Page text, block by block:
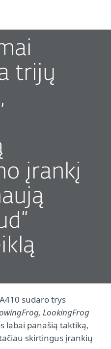
trijų
įrankį
sudaro trys
LookingFrog
labai panašią taktiką,
skirtingus įrankių